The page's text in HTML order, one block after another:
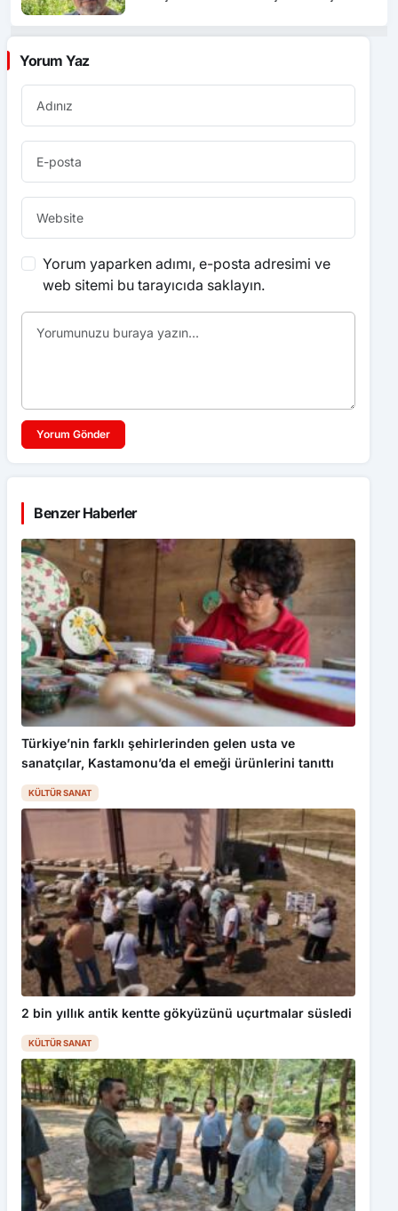
Yorum Yaz
Yorum yaparken adımı, e-posta adresimi ve
web sitemi bu tarayıcıda saklayın.
Yorum Gönder
Benzer Haberler
Türkiye’nin farklı şehirlerinden gelen usta ve
sanatçılar, Kastamonu’da el emeği ürünlerini tanıttı
KÜLTÜR SANAT
2 bin yıllık antik kentte gökyüzünü uçurtmalar süsledi
KÜLTÜR SANAT